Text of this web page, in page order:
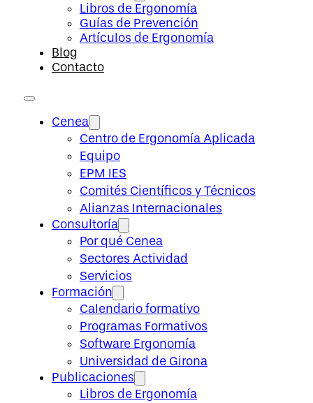
Libros de Ergonomía
Guías de Prevención
Artículos de Ergonomía
Blog
Contacto
Cenea
Centro de Ergonomía Aplicada
Equipo
EPM IES
Comités Científicos y Técnicos
Alianzas Internacionales
Consultoría
Por qué Cenea
Sectores Actividad
Servicios
Formación
Calendario formativo
Programas Formativos
Software Ergonomía
Universidad de Girona
Publicaciones
Libros de Ergonomía